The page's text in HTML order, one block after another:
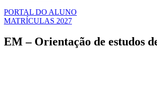
PORTAL DO ALUNO
MATRÍCULAS 2027
EM – Orientação de estudos